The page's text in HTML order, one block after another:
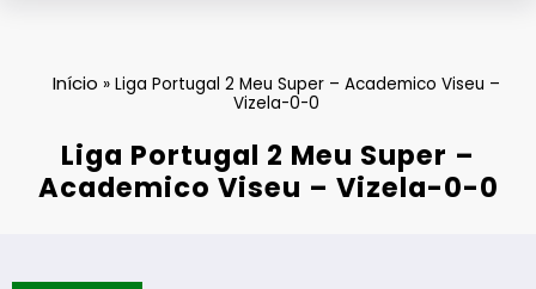
Início » Liga Portugal 2 Meu Super – Academico Viseu –
Vizela-0-0
Liga Portugal 2 Meu Super –
Academico Viseu – Vizela-0-0